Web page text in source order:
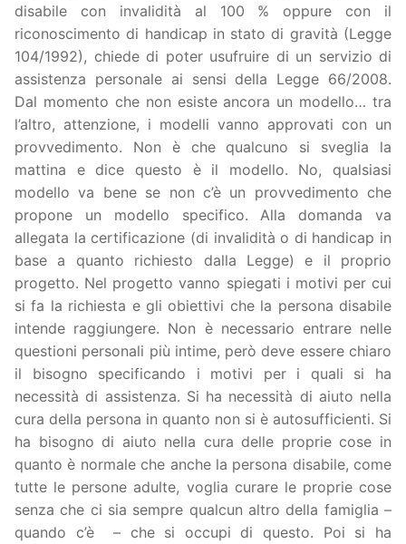
disabile con invalidità al 100 % oppure con il
riconoscimento di handicap in stato di gravità (Legge
104/1992), chiede di poter usufruire di un servizio di
assistenza personale ai sensi della Legge 66/2008.
Dal momento che non esiste ancora un modello… tra
l’altro, attenzione, i modelli vanno approvati con un
provvedimento. Non è che qualcuno si sveglia la
mattina e dice questo è il modello. No, qualsiasi
modello va bene se non c’è un provvedimento che
propone un modello specifico. Alla domanda va
allegata la certificazione (di invalidità o di handicap in
base a quanto richiesto dalla Legge) e il proprio
progetto. Nel progetto vanno spiegati i motivi per cui
si fa la richiesta e gli obiettivi che la persona disabile
intende raggiungere. Non è necessario entrare nelle
questioni personali più intime, però deve essere chiaro
il bisogno specificando i motivi per i quali si ha
necessità di assistenza. Si ha necessità di aiuto nella
cura della persona in quanto non si è autosufficienti. Si
ha bisogno di aiuto nella cura delle proprie cose in
quanto è normale che anche la persona disabile, come
tutte le persone adulte, voglia curare le proprie cose
senza che ci sia sempre qualcun altro della famiglia –
quando c’è – che si occupi di questo. Poi si ha